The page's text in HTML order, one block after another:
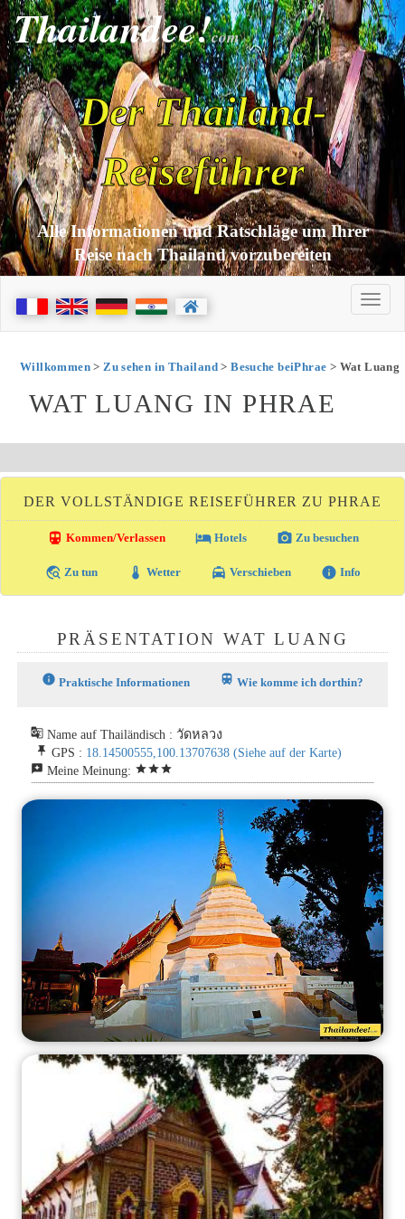
Thailandee!com
Der Thailand-
Reiseführer
Alle Informationen und Ratschläge um Ihrer
Reise nach Thailand vorzubereiten
Willkommen>Zu sehen in Thailand>Besuche beiPhrae > Wat Luang
WAT LUANG IN PHRAE
DER VOLLSTÄNDIGE REISEFÜHRER ZU PHRAE
directions_transit Kommen/Verlassen local_hotelHotels photo_camera Zu besuchen
travel_explore Zu tun thermostat Wetter local_taxi Verschieben info Info
PRÄSENTATION WAT LUANG
info Praktische Informationen train Wie komme ich dorthin?
g_translate Name auf Thailändisch : วัดหลวง
push_pin GPS : 18.14500555,100.13707638 (Siehe auf der Karte)
reviews Meine Meinung: starstarstar